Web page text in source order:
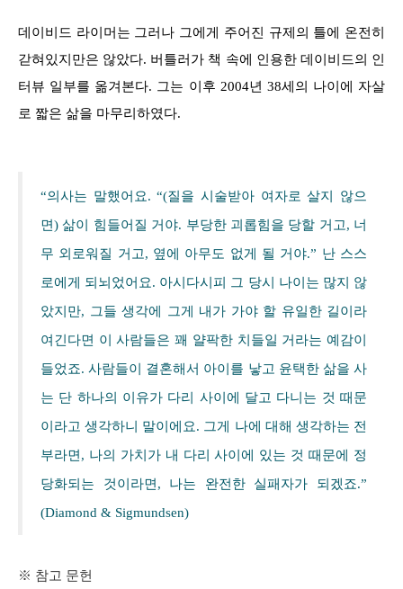
데이비드 라이머는 그러나 그에게 주어진 규제의 틀에 온전히
갇혀있지만은 않았다. 버틀러가 책 속에 인용한 데이비드의 인
터뷰 일부를 옮겨본다. 그는 이후 2004년 38세의 나이에 자살
로 짧은 삶을 마무리하였다.
“의사는 말했어요. “(질을 시술받아 여자로 살지 않으
면) 삶이 힘들어질 거야. 부당한 괴롭힘을 당할 거고, 너
무 외로워질 거고, 옆에 아무도 없게 될 거야.” 난 스스
로에게 되뇌었어요. 아시다시피 그 당시 나이는 많지 않
았지만, 그들 생각에 그게 내가 가야 할 유일한 길이라
여긴다면 이 사람들은 꽤 얄팍한 치들일 거라는 예감이
들었죠. 사람들이 결혼해서 아이를 낳고 윤택한 삶을 사
는 단 하나의 이유가 다리 사이에 달고 다니는 것 때문
이라고 생각하니 말이에요. 그게 나에 대해 생각하는 전
부라면, 나의 가치가 내 다리 사이에 있는 것 때문에 정
당화되는 것이라면, 나는 완전한 실패자가 되겠죠.”
(Diamond & Sigmundsen)
※ 참고 문헌